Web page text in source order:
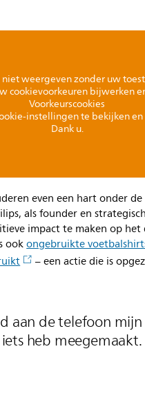
weergeven zonder uw
cookievoorkeuren bijwerken
Voorkeurscookies
instellingen te bekijken en
Dank u.
even een hart onder
als founder en
impact te maken op
ookongebruikte
– een actie die is
aan de telefoon
heb meegemaakt.